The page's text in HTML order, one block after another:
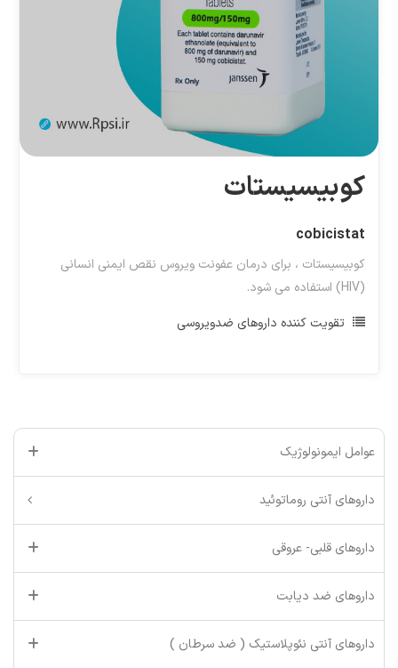
کوبیسیستات
cobicistat
کوبیسیستات ، برای درمان عفونت ویروس نقص ایمنی انسانی
(HIV) استفاده می شود.
تقویت کننده داروهای ضدویروسی
عوامل ایمونولوژیک
داروهای آنتی روماتوئید
داروهای قلبی- عروقی
داروهای ضد دیابت
داروهای آنتی نئوپلاستیک ( ضد سرطان )